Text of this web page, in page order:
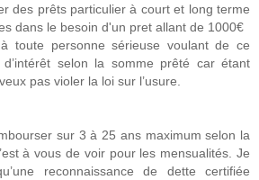
des prêts particulier à court et long terme
dans le besoin d'un pret allant de 1000€
toute personne sérieuse voulant de ce
selon la somme prêté car étant
pas violer la loi sur l’usure.
sur 3 à 25 ans maximum selon la
à vous de voir pour les mensualités. Je
reconnaissance de dette certifiée